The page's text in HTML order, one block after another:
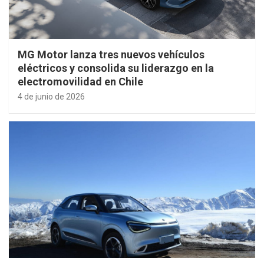
MG Motor lanza tres nuevos vehículos
eléctricos y consolida su liderazgo en la
electromovilidad en Chile
4 de junio de 2026